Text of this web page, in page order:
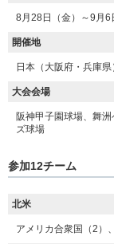
8月28日（金）～9月6
開催地
日本（大阪府・兵庫県
大会会場
阪神甲子園球場、舞
ズ球場
参加12チーム
北米
アメリカ合衆国（2）